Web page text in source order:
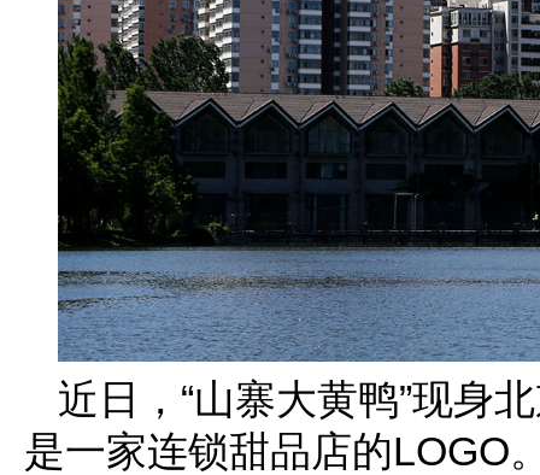
近日，“山寨大黄鸭”现身
是一家连锁甜品店的LOGO